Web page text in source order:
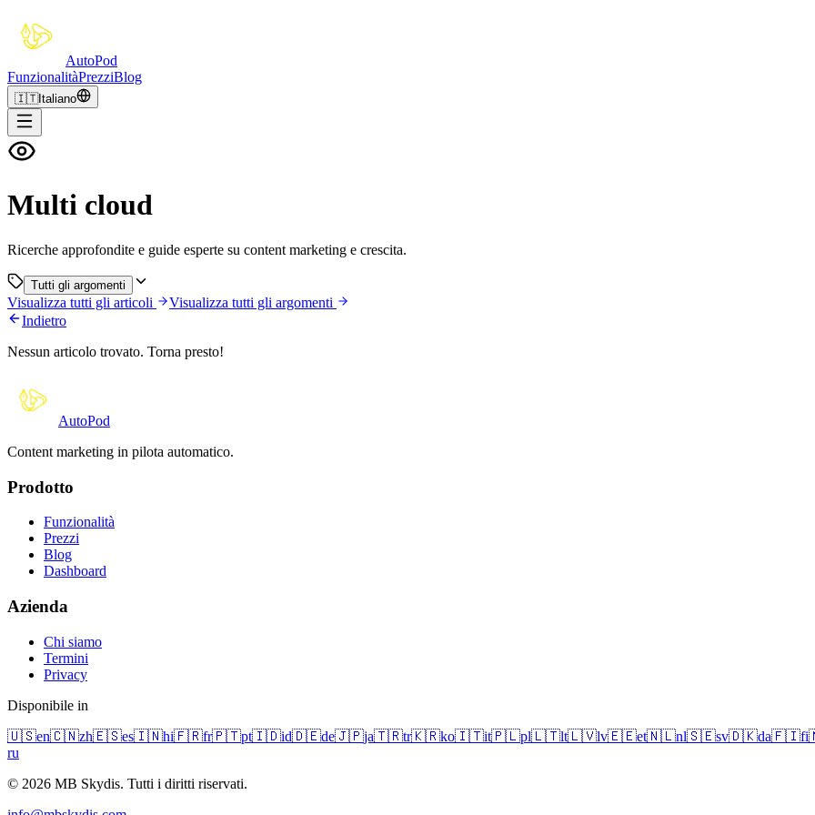
AutoPod
FunzionalitàPrezziBlog
🇮🇹Italiano
Multi cloud
Ricerche approfondite e guide esperte su content marketing e crescita.
Tutti gli argomenti
Visualizza tutti gli articoli
Visualizza tutti gli argomenti
Indietro
Nessun articolo trovato. Torna presto!
AutoPod
Content marketing in pilota automatico.
Prodotto
Funzionalità
Prezzi
Blog
Dashboard
Azienda
Chi siamo
Termini
Privacy
Disponibile in
🇺🇸en🇨🇳zh🇪🇸es🇮🇳hi🇫🇷fr🇵🇹pt🇮🇩id🇩🇪de🇯🇵ja🇹🇷tr🇰🇷ko🇮🇹it🇵🇱pl🇱🇹lt🇱🇻lv🇪🇪et🇳🇱nl🇸🇪sv🇩🇰da🇫🇮fi
ru
© 2026 MB Skydis. Tutti i diritti riservati.